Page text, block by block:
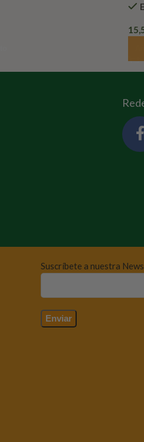
Suscríbete a nuestra